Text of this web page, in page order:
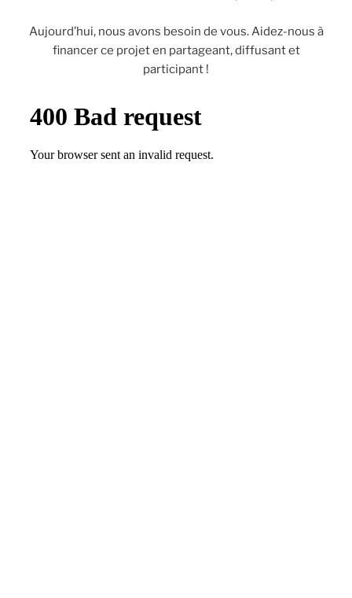
Aujourd’hui, nous avons besoin de vous. Aidez-nous à
financer ce projet en partageant, diffusant et
participant !